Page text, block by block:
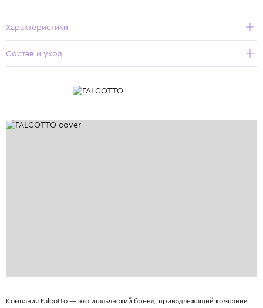
Характеристики
Состав и уход
Компания Falcotto — это итальянский бренд, принадлежащий компании